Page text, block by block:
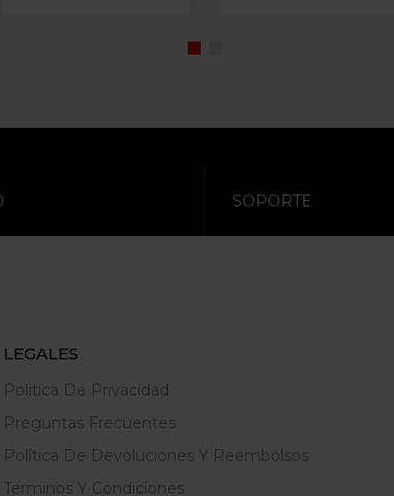
SOPORTE
LEGALES
Politica De Privacidad
Preguntas Frecuentes
Política De Devoluciones Y Reembolsos
Terminos Y Condiciones